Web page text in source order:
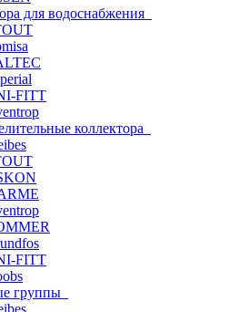
для водоснабжения
FITT
коллектора
FITT
группы